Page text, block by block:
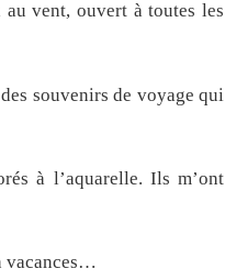
vent, ouvert à toutes les
souvenirs de voyage qui
à l’aquarelle. Ils m’ont
vacances…